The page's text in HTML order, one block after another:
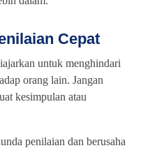
Cepat
untuk menghindari
orang lain. Jangan
kesimpulan atau
penilaian dan berusaha